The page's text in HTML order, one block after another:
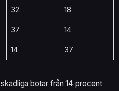
32 18
37 14
14 37
botar från 14 procent